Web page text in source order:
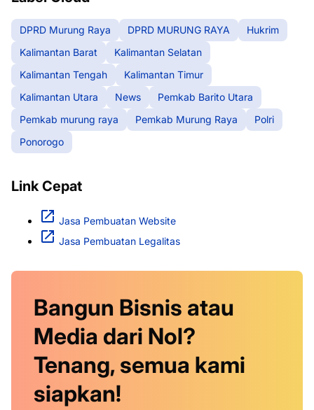
DPRD Murung Raya DPRD MURUNG RAYA
Hukrim
Kalimantan Barat
Kalimantan Selatan
Kalimantan Tengah
Kalimantan Timur
Kalimantan Utara
News
Pemkab Barito Utara
Pemkab murung raya
Pemkab Murung Raya
Polri
Ponorogo
Link Cepat
Jasa Pembuatan Website
Jasa Pembuatan Legalitas
Bangun Bisnis atau
Media dari Nol?
Tenang, semua kami
siapkan!